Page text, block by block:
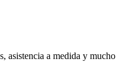
asistencia a medida y mucho